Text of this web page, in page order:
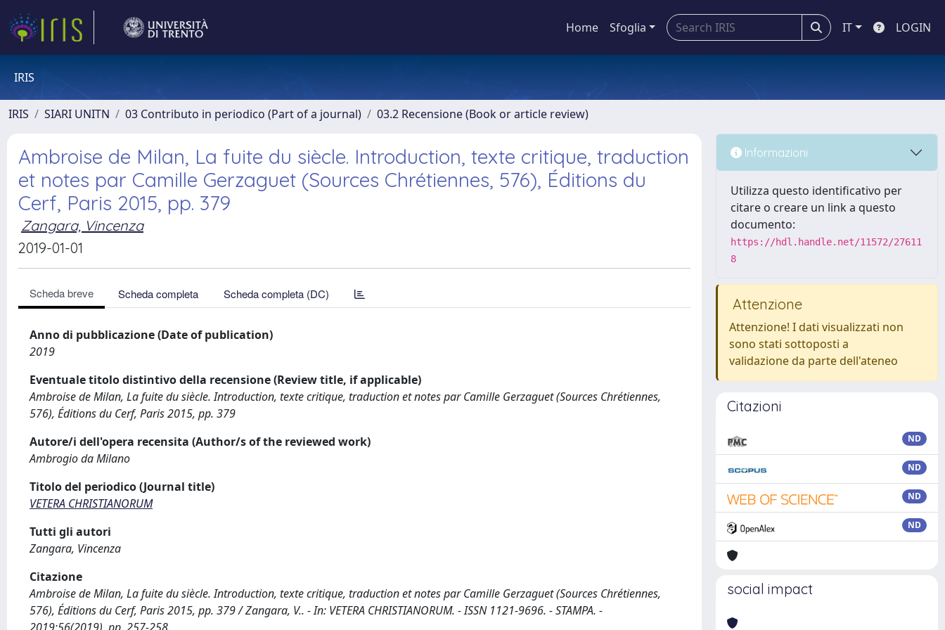
Home Sfoglia IT LOGIN
IRIS
IRIS SIARI UNITN 03 Contributo in periodico (Part of a journal) 03.2 Recensione (Book or article review)
Ambroise de Milan, La fuite du siècle. Introduction, texte critique, traduction
et notes par Camille Gerzaguet (Sources Chrétiennes, 576), Éditions du
Cerf, Paris 2015, pp. 379
Zangara, Vincenza
2019-01-01
Scheda breve Scheda completa Scheda completa (DC)
Anno di pubblicazione (Date of publication)
2019
Eventuale titolo distintivo della recensione (Review title, if applicable)
Ambroise de Milan, La fuite du siècle. Introduction, texte critique, traduction et notes par Camille Gerzaguet (Sources Chrétiennes,
576), Éditions du Cerf, Paris 2015, pp. 379
Autore/i dell'opera recensita (Author/s of the reviewed work)
Ambrogio da Milano
Titolo del periodico (Journal title)
VETERA CHRISTIANORUM
Tutti gli autori
Zangara, Vincenza
Citazione
Ambroise de Milan, La fuite du siècle. Introduction, texte critique, traduction et notes par Camille Gerzaguet (Sources Chrétiennes,
576), Éditions du Cerf, Paris 2015, pp. 379 / Zangara, V.. - In: VETERA CHRISTIANORUM. - ISSN 1121-9696. - STAMPA. -
Informazioni
Utilizza questo identificativo per
citare o creare un link a questo
documento:
https://hdl.handle.net/11572/27611
8
Attenzione
Attenzione! I dati visualizzati non
sono stati sottoposti a
validazione da parte dell'ateneo
Citazioni
ND
ND
ND
ND
social impact